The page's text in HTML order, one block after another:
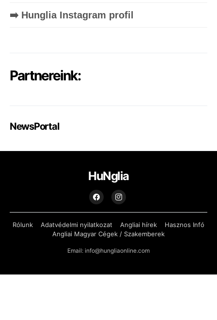
➡️ Hunglia Instagram profil
Partnereink:
NewsPortal
HuNglia
Rólunk Adatvédelmi nyilatkozat Angliai hírek
Hasznos Infó
Angliai Magyar Cégek / Szakemberek
Email: info@hungliaonline.com